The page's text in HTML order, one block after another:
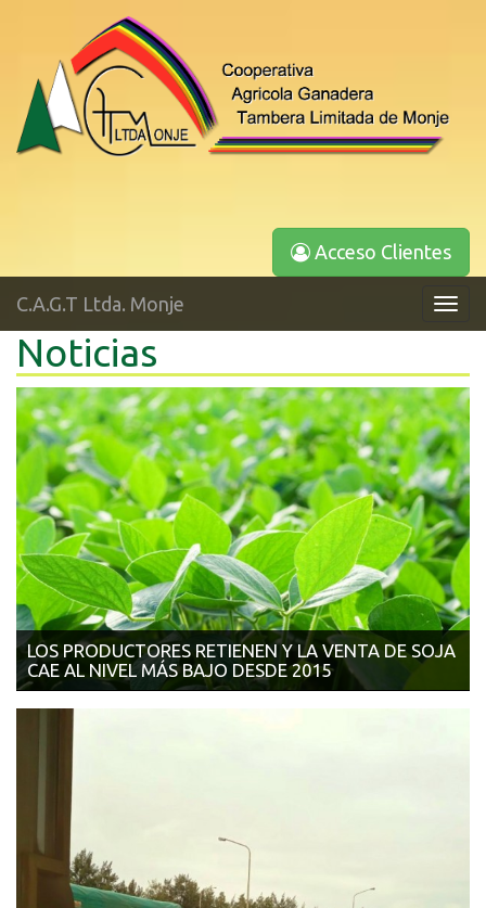
Acceso Clientes
C.A.G.T Ltda. Monje
Noticias
LOS PRODUCTORES RETIENEN Y LA VENTA DE SOJA
CAE AL NIVEL MÁS BAJO DESDE 2015